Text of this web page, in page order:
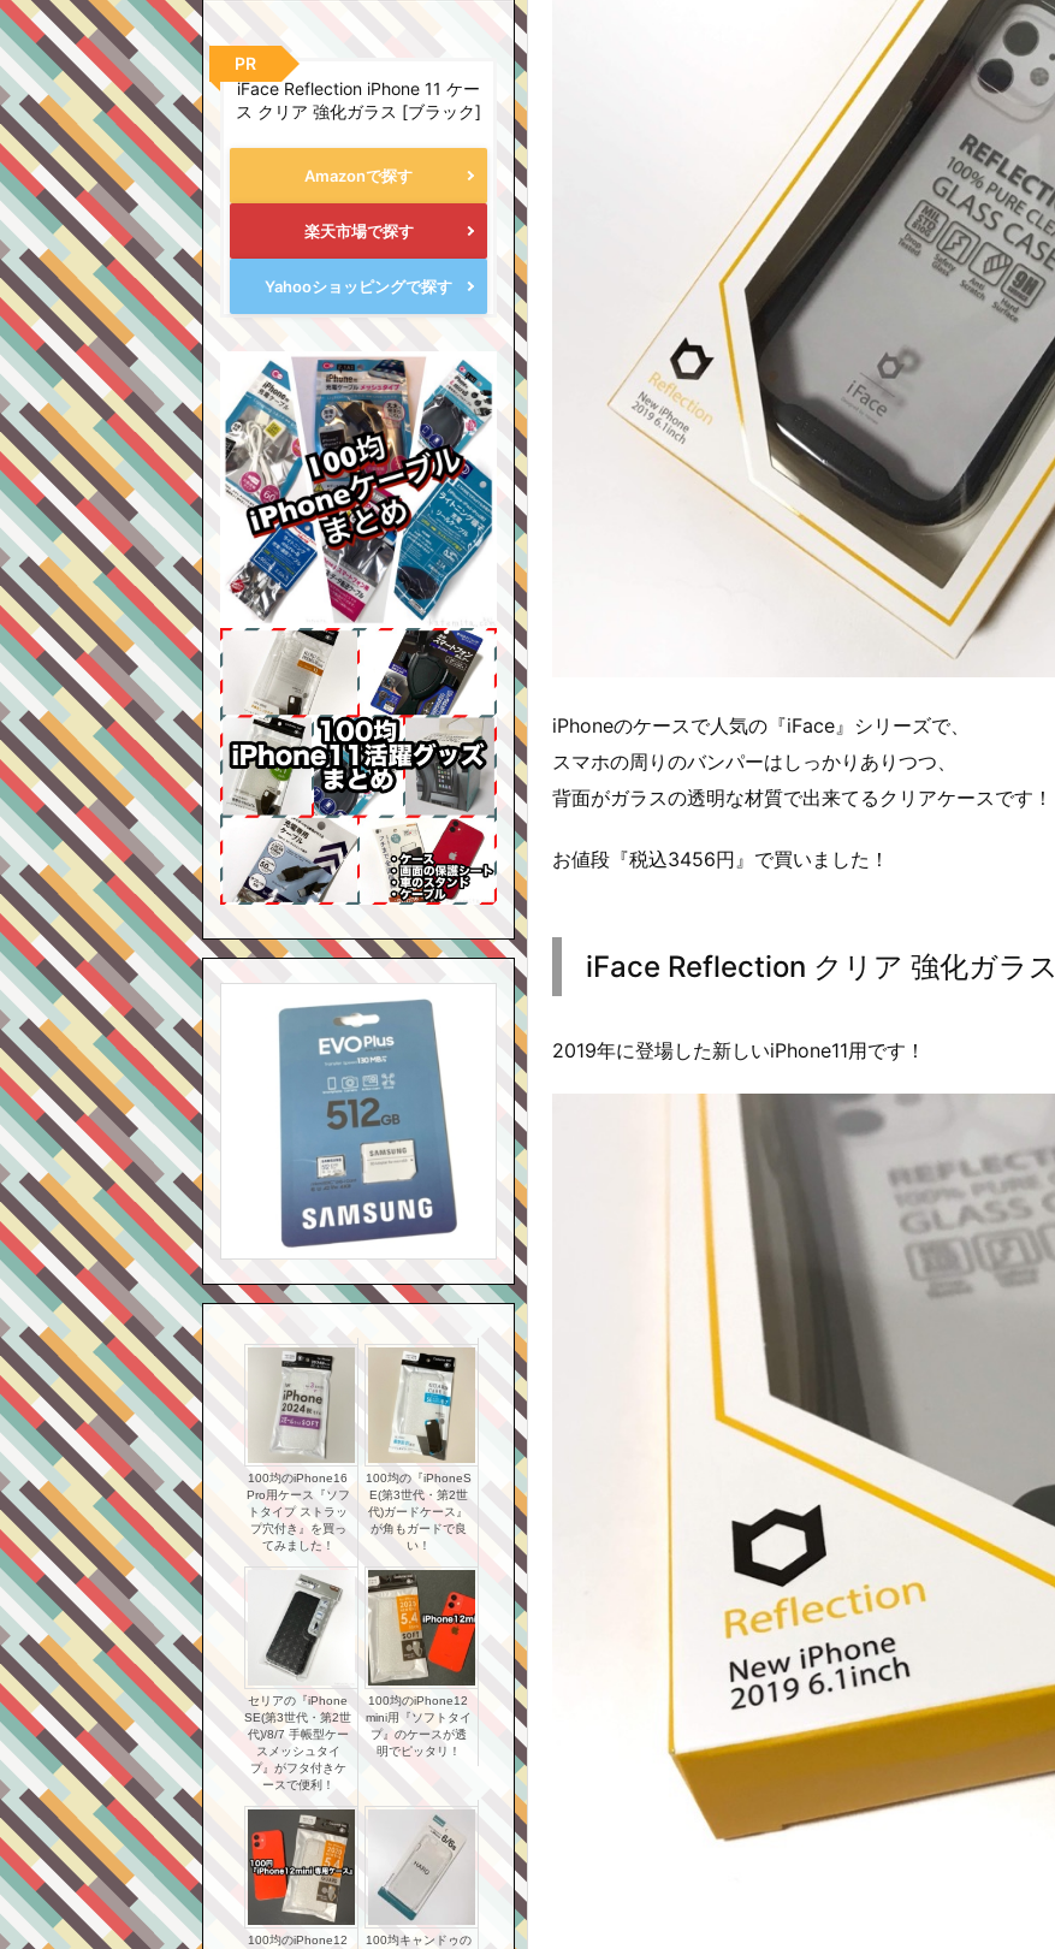
iPhoneのケースで人気の『iFace』シリーズで、
スマホの周りのバンパーはしっかりありつつ、
背面がガラスの透明な材質で出来てるクリアケースです！
お値段『税込3456円』で買いました！
iFace Reflection クリア 強化ガラス
2019年に登場した新しいiPhone11用です！
iFace Reflection iPhone 11 ケー
ス クリア 強化ガラス [ブラック]
Amazonで探す
楽天市場で探す
Yahooショッピングで探す
PR
100均のiPhone16
Pro用ケース『ソフ
トタイプ ストラッ
プ穴付き』を買っ
てみました！
100均の『iPhoneS
E(第3世代・第2世
代)ガードケース』
が角もガードで良
い！
セリアの『iPhone
SE(第3世代・第2世
代)/8/7 手帳型ケー
スメッシュタイ
プ』がフタ付きケ
ースで便利！
100均のiPhone12
mini用『ソフトタイ
プ』のケースが透
明でピッタリ！
100均のiPhone12
100均キャンドゥの